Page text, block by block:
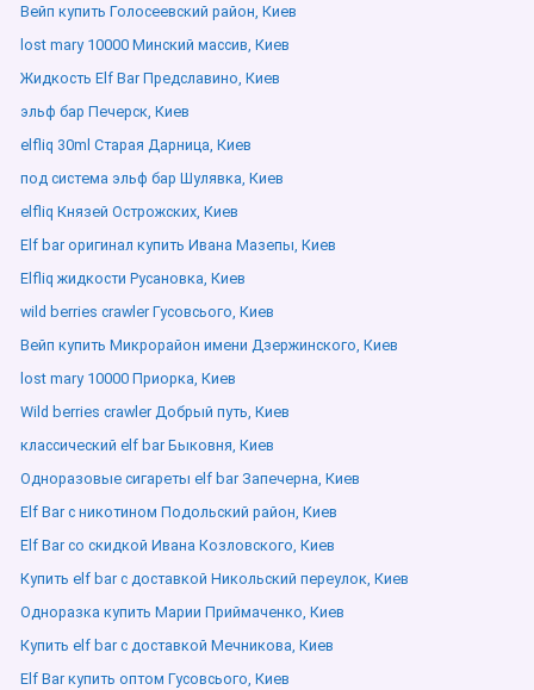
Вейп купить Голосеевский район, Киев
lost mary 10000 Минский массив, Киев
Жидкость Elf Bar Предславино, Киев
эльф бар Печерск, Киев
elfliq 30ml Старая Дарница, Киев
под система эльф бар Шулявка, Киев
elfliq Князей Острожских, Киев
Elf bar оригинал купить Ивана Мазепы, Киев
Elfliq жидкости Русановка, Киев
wild berries crawler Гусовсього, Киев
Вейп купить Микрорайон имени Дзержинского, Киев
lost mary 10000 Приорка, Киев
Wild berries crawler Добрый путь, Киев
классический elf bar Быковня, Киев
Одноразовые сигареты elf bar Запечерна, Киев
Elf Bar с никотином Подольский район, Киев
Elf Bar со скидкой Ивана Козловского, Киев
Купить elf bar с доставкой Никольский переулок, Киев
Одноразка купить Марии Приймаченко, Киев
Купить elf bar с доставкой Мечникова, Киев
Elf Bar купить оптом Гусовсього, Киев